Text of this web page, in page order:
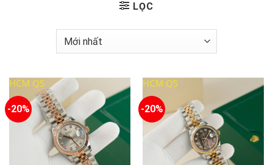
LỌC
-20% -20%